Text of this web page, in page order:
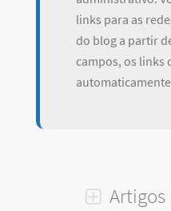
links para as
do blog a partir
campos, os links